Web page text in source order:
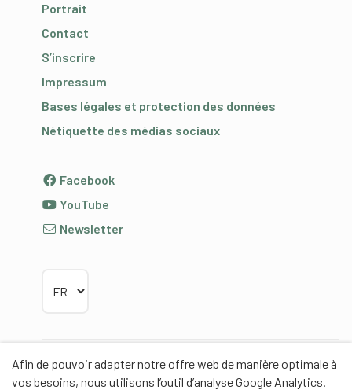
Afin de pouvoir adapter notre offre web de manière optimale à
vos besoins, nous utilisons l’outil d’analyse Google Analytics.
Portrait
Contact
S’inscrire
Impressum
Bases légales et protection des données
Nétiquette des médias sociaux
Facebook
YouTube
Newsletter
Partenaires